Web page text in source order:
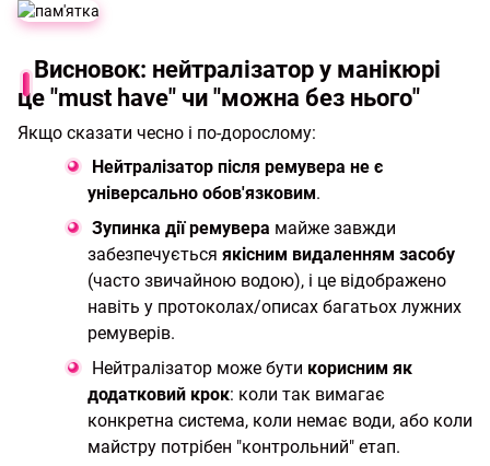
Висновок: нейтралізатор у манікюрі
це "must have" чи "можна без нього"
Якщо сказати чесно і по-дорослому:
Нейтралізатор після ремувера не є
універсально обов'язковим.
Зупинка дії ремувера майже завжди
забезпечується якісним видаленням засобу
(часто звичайною водою), і це відображено
навіть у протоколах/описах багатьох лужних
ремуверів.
Нейтралізатор може бути корисним як
додатковий крок: коли так вимагає
конкретна система, коли немає води, або коли
майстру потрібен "контрольний" етап.